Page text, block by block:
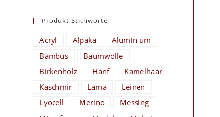
Produkt Stichworte
Acryl Alpaka
Aluminium
Bambus
Baumwolle
Birkenholz
Hanf
Kamelhaar
Kaschmir
Lama
Leinen
Lyocell
Merino
Messing